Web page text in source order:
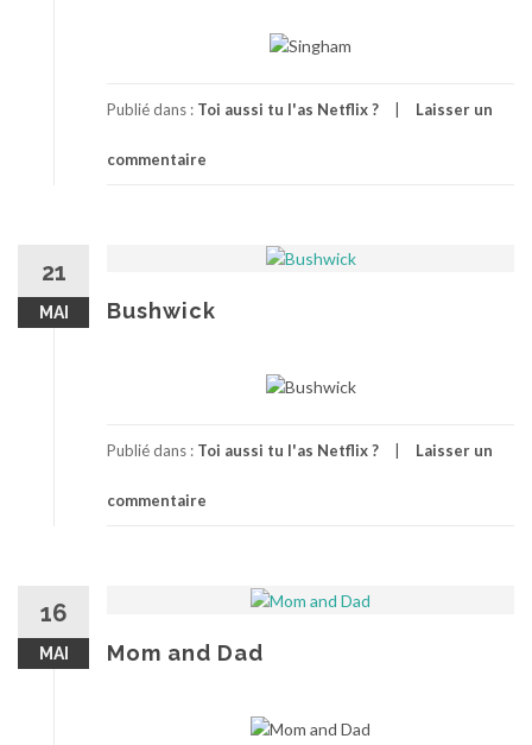
Publié dans : Toi aussi tu l'as Netflix ? Laisser un
commentaire
21
MAI Bushwick
Publié dans : Toi aussi tu l'as Netflix ? Laisser un
commentaire
16
MAI Mom and Dad